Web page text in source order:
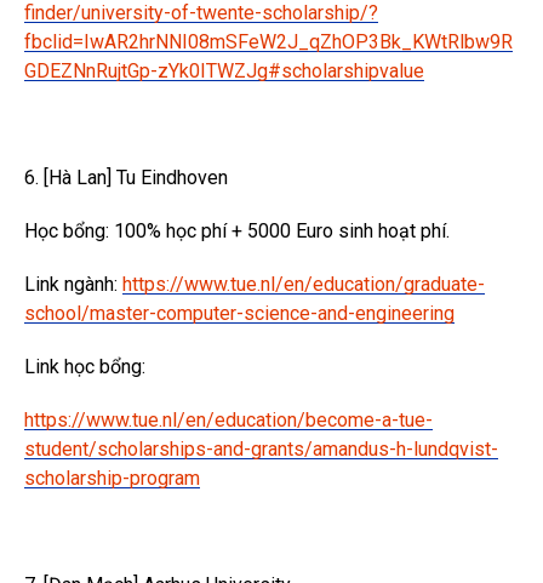
finder/university-of-twente-scholarship/?
fbclid=IwAR2hrNNI08mSFeW2J_qZhOP3Bk_KWtRlbw9R
GDEZNnRujtGp-zYk0ITWZJg#scholarshipvalue
6. [Hà Lan] Tu Eindhoven
Học bổng: 100% học phí + 5000 Euro sinh hoạt phí.
Link ngành: https://www.tue.nl/en/education/graduate-
school/master-computer-science-and-engineering
Link học bổng:
https://www.tue.nl/en/education/become-a-tue-
student/scholarships-and-grants/amandus-h-lundqvist-
scholarship-program